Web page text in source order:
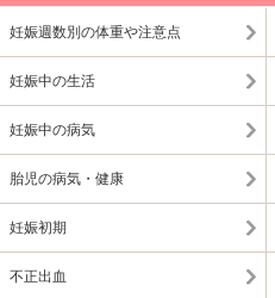
妊娠週数別の体重や注意点
妊娠中の生活
妊娠中の病気
胎児の病気・健康
妊娠初期
不正出血